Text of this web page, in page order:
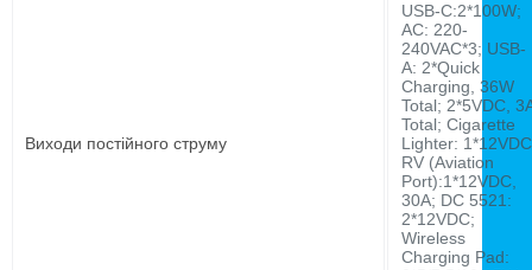
Виходи постійного струму
USB-C:2*100W;
AC: 220-
240VAC*3; USB-
A: 2*Quick
Charging, 36W
Total; 2*5VDC,
Total; Cigarette
Lighter: 1*12VDC
RV (Aviation
Port):1*12VDC,
30A; DC 5521:
2*12VDC;
Wireless
Charging Pad: